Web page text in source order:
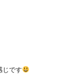
じです